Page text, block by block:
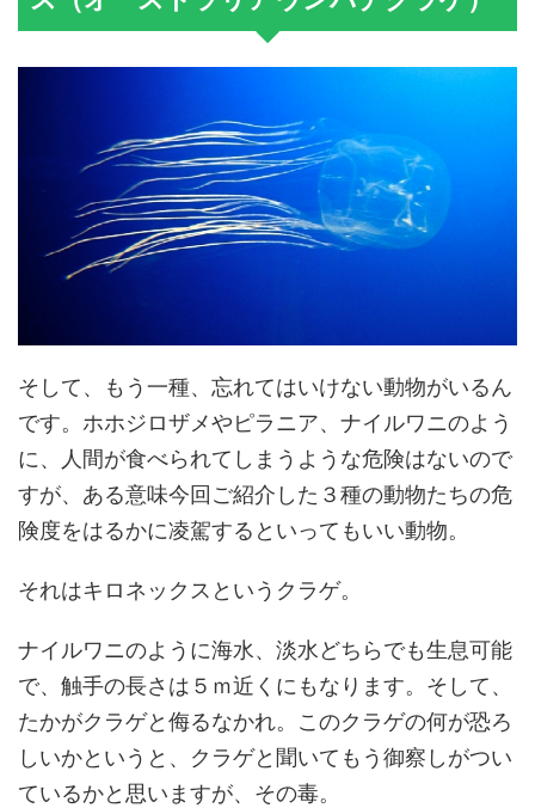
そして、もう一種、忘れてはいけない動物がいるん
です。ホホジロザメやピラニア、ナイルワニのよう
に、人間が食べられてしまうような危険はないので
すが、ある意味今回ご紹介した３種の動物たちの危
険度をはるかに凌駕するといってもいい動物。
それはキロネックスというクラゲ。
ナイルワニのように海水、淡水どちらでも生息可能
で、触手の長さは５ｍ近くにもなります。そして、
たかがクラゲと侮るなかれ。このクラゲの何が恐ろ
しいかというと、クラゲと聞いてもう御察しがつい
ているかと思いますが、その毒。